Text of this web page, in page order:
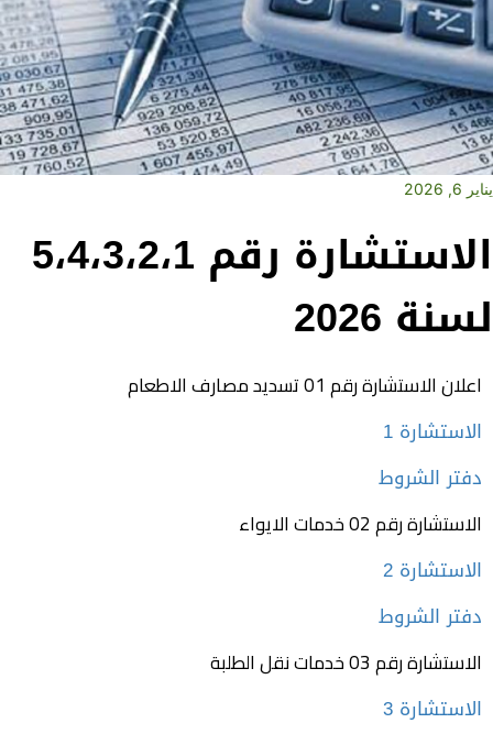
يناير 6, 2026
الاستشارة رقم 5،4،3،2،1
لسنة 2026
اعلان الاستشارة رقم 01 تسديد مصارف الاطعام‎
الاستشارة 1
دفتر الشروط
الاستشارة رقم 02 خدمات الايواء
الاستشارة 2
دفتر الشروط
الاستشارة رقم 03 خدمات نقل الطلبة